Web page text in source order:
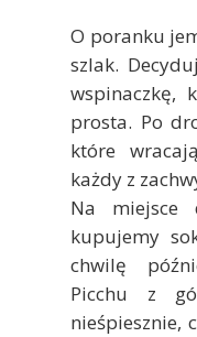
O poranku
szlak.
wspinaczkę,
prosta. Po
które
każdy z
Na miejsce
kupujemy
chwilę
Picchu z
nieśpiesznie,